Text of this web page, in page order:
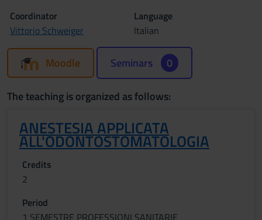
Coordinator
Vittorio Schweiger
Language
Italian
Moodle Seminars 0
The teaching is organized as follows:
ANESTESIA APPLICATA
ALL'ODONTOSTOMATOLOGIA
Credits
2
Period
1 SEMESTRE PROFESSIONI SANITARIE